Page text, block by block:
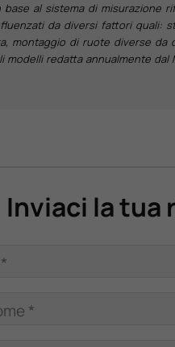
al sistema di misurazione
da diversi fattori quali:
montaggio di ruote diverse
redatta annualmente
Inviaci la tua
*